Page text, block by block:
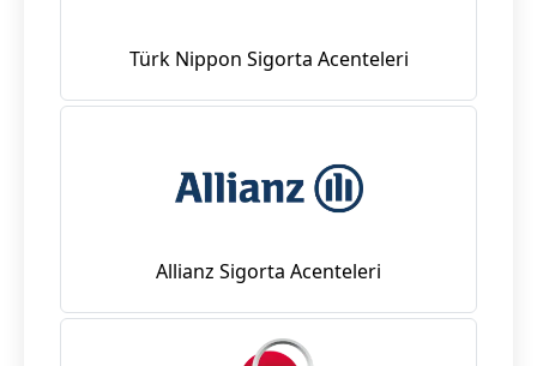
Türk Nippon Sigorta Acenteleri
Allianz Sigorta Acenteleri